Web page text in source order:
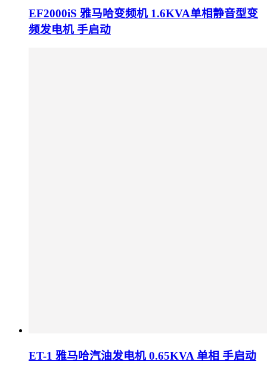
EF2000iS 雅马哈变频机 1.6KVA单相静音型变
频发电机 手启动
ET-1 雅马哈汽油发电机 0.65KVA 单相 手启动